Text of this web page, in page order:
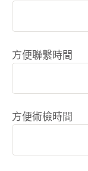
方便聯繫時間
方便術檢時間